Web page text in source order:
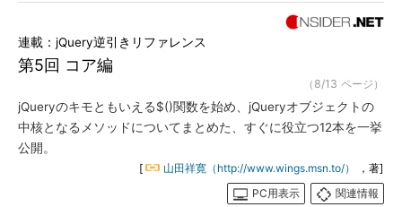
第5回 コア編
連載：jQuery逆引きリファレンス
（8/13 ページ）
jQueryのキモともいえる$()関数を始め、jQueryオブジェクトの
中核となるメソッドについてまとめた、すぐに役立つ12本を一挙
公開。
[ 山田祥寛（http://www.wings.msn.to/）
，著]
PC用表示
関連情報